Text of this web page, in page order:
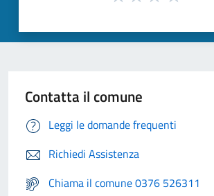
Contatta il comune
Leggi le domande frequenti
Richiedi Assistenza
Chiama il comune 0376 526311